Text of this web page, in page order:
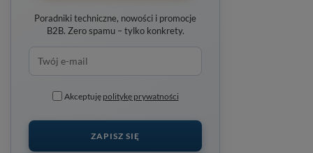
Poradniki techniczne, nowości i promocje
B2B. Zero spamu – tylko konkrety.
Akceptuję politykę prywatności
ZAPISZ SIĘ